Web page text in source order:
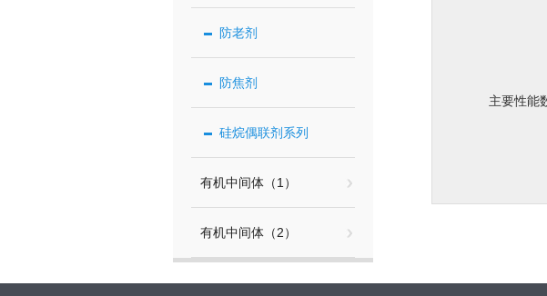
防老剂
防焦剂
硅烷偶联剂系列
有机中间体（1）
有机中间体（2）
主要性能